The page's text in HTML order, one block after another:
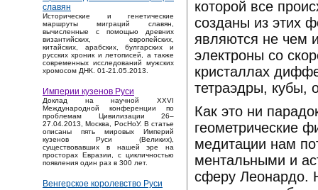
славян
Исторические и генетические
маршруты миграций славян,
вычисленные с помощью древних
византийских, европейских,
китайских, арабских, булгарских и
русских хроник и летописей, а также
современных исследований мужских
хромосом ДНК. 01-21.05.2013.
Империи кузенов Руси
Доклад на научной XXVI
Международной конференции по
проблемам Цивилизации 26–
27.04.2013, Москва, РосНоУ. В статье
описаны пять мировых Империй
кузенов Руси (Великих),
существовавших в нашей эре на
просторах Евразии, с цикличностью
появления один раз в 300 лет.
Венгерское королевство Руси
которой все
созданы из этих
являются не чем
электроны со
кристаллах
тетраэдры, кубы,
Как это ни
геометрические
медитации нам
ментальными и
сферу Леонардо.